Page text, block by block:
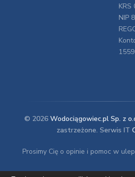
KRS
NIP
© 2026 Wodociągowiec.pl Sp. z
zastrzeżone. Serwis IT
Prosimy Cię o opinie i pomoc w